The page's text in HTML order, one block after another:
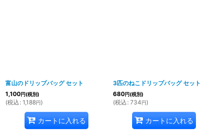
富山のドリップバッグ セット
1,100円(税別)
(税込 : 1,188円)
カートに入れる
3匹のねこドリップバッグ セット
680円(税別)
(税込 : 734円)
カートに入れる